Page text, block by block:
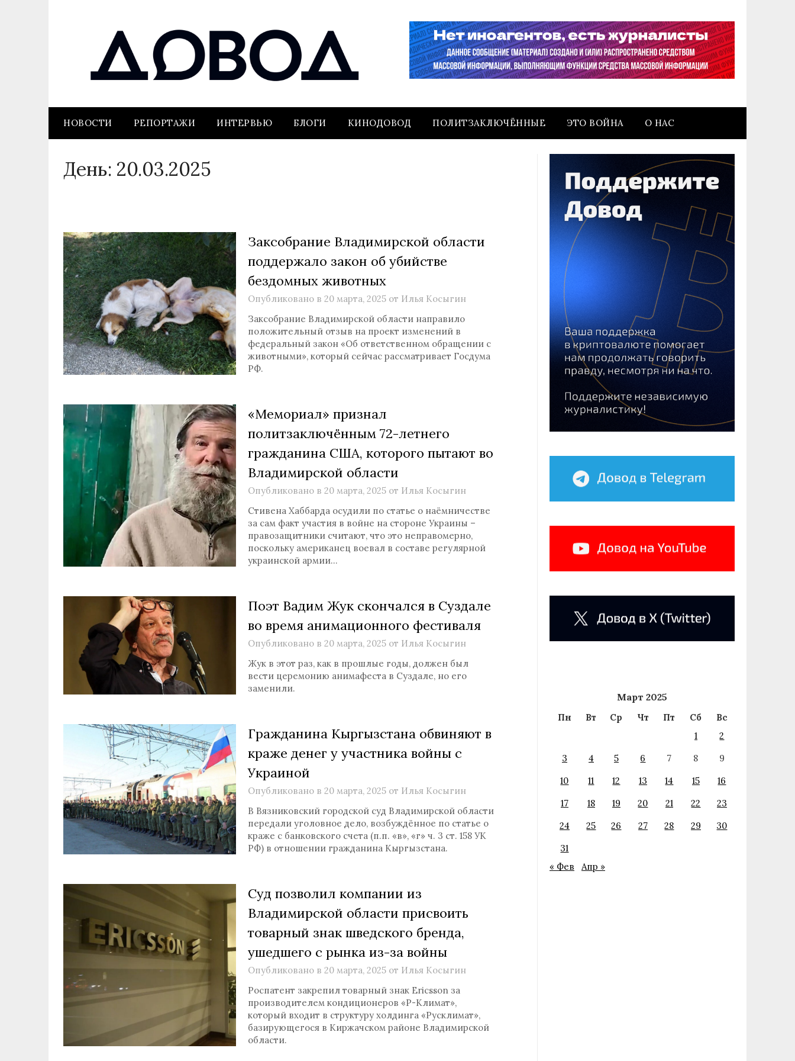
НОВОСТИ РЕПОРТАЖИ ИНТЕРВЬЮ БЛОГИ КИНОДОВОД ПОЛИТЗАКЛЮЧЁННЫЕ ЭТО ВОЙНА О НАС
День: 20.03.2025
Заксобрание Владимирской области
поддержало закон об убийстве
бездомных животных
Опубликовано в 20 марта, 2025от Илья Косыгин
Заксобрание Владимирской области направило
положительный отзыв на проект изменений в
федеральный закон «Об ответственном обращении с
животными», который сейчас рассматривает Госдума
РФ.
«Мемориал» признал
политзаключённым 72-летнего
гражданина США, которого пытают во
Владимирской области
Опубликовано в 20 марта, 2025от Илья Косыгин
Стивена Хаббарда осудили по статье о наёмничестве
за сам факт участия в войне на стороне Украины –
правозащитники считают, что это неправомерно,
поскольку американец воевал в составе регулярной
украинской армии…
Поэт Вадим Жук скончался в Суздале
во время анимационного фестиваля
Опубликовано в 20 марта, 2025от Илья Косыгин
Жук в этот раз, как в прошлые годы, должен был
вести церемонию анимафеста в Суздале, но его
заменили.
Гражданина Кыргызстана обвиняют в
краже денег у участника войны с
Украиной
Опубликовано в 20 марта, 2025от Илья Косыгин
В Вязниковский городской суд Владимирской области
передали уголовное дело, возбуждённое по статье о
краже с банковского счета (п.п. «в», «г» ч. 3 ст. 158 УК
РФ) в отношении гражданина Кыргызстана.
Суд позволил компании из
Владимирской области присвоить
товарный знак шведского бренда,
ушедшего с рынка из-за войны
Опубликовано в 20 марта, 2025от Илья Косыгин
Роспатент закрепил товарный знак Ericsson за
производителем кондиционеров «Р-Климат»,
который входит в структуру холдинга «Русклимат»,
базирующегося в Киржачском районе Владимирской
области.
Март 2025
Пн Вт Ср Чт Пт Сб
Вс
1
2
3
4 5 6 7 8
9
10
11 12 13 14 15
16
17
18 19 20 21 22
23
24
25 26 27 28 29
30
31
« Фев
Апр »